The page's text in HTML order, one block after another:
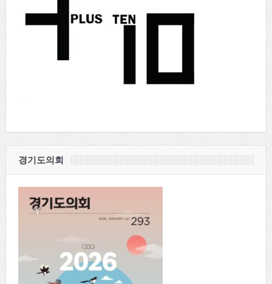
경기도의회